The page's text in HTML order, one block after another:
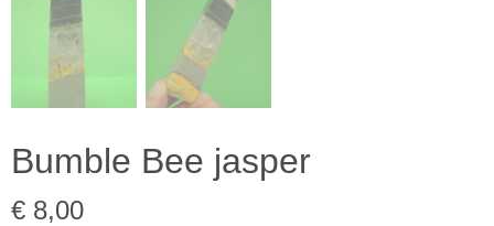
Bumble Bee jasper
€ 8,00